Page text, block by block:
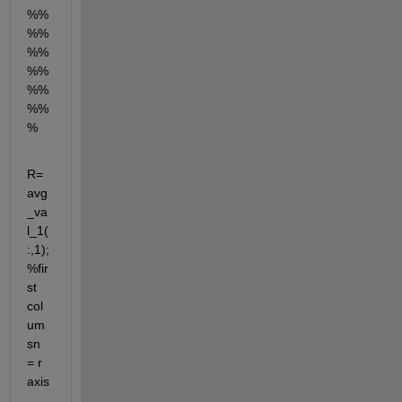
%%
%%
%%
%%
%%
%%
%
R=
avg
_va
l_1(
:,1);
%fir
st
col
um
sn
= r
axis